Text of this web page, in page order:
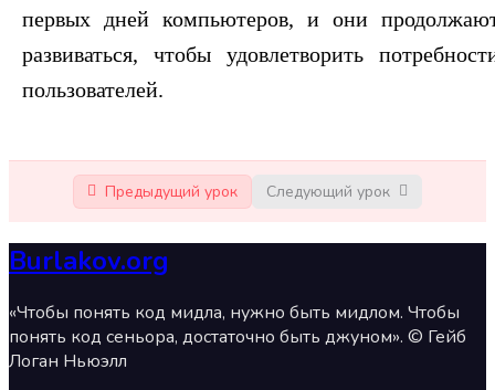
первых дней компьютеров, и они
развиваться, чтобы удовлетворить
пользователей.
Предыдущий урок Следующий урок
Burlakov.org
«Чтобы понять код мидла, нужно быть мидлом. Чтобы
понять код сеньора, достаточно быть джуном». © Гейб
Логан Ньюэлл